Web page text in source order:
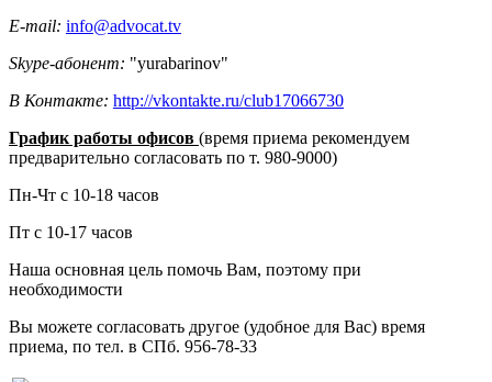
E-mail: info@advocat.tv
Skype-абонент: "yurabarinov"
В Контакте: http://vkontakte.ru/club17066730
График работы офисов (время приема рекомендуем
предварительно согласовать по т. 980-9000)
Пн-Чт с 10-18 часов
Пт с 10-17 часов
Наша основная цель помочь Вам, поэтому при
необходимости
Вы можете согласовать другое (удобное для Вас) время
приема, по тел. в СПб. 956-78-33